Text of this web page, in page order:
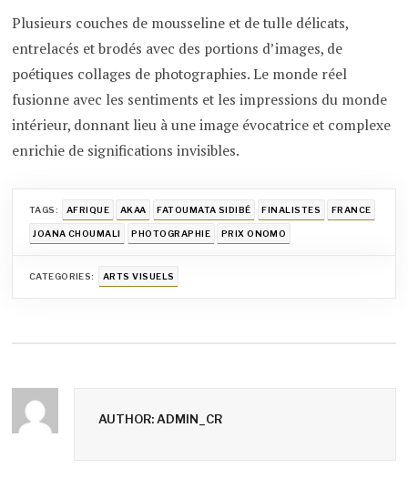
Plusieurs couches de mousseline et de tulle délicats,
entrelacés et brodés avec des portions d’images, de
poétiques collages de photographies. Le monde réel
fusionne avec les sentiments et les impressions du monde
intérieur, donnant lieu à une image évocatrice et complexe
enrichie de significations invisibles.
TAGS: AFRIQUE AKAA FATOUMATA SIDIBÉ FINALISTES FRANCE
JOANA CHOUMALI PHOTOGRAPHIE PRIX ONOMO
CATEGORIES: ARTS VISUELS
AUTHOR: ADMIN_CR